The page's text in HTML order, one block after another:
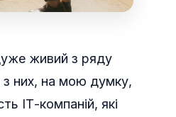
живий з ряду
з них, на мою думку,
ІТ-компаній, які